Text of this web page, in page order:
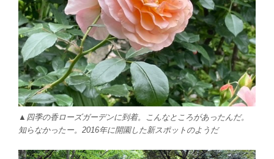
▲四季の香ローズガーデンに到着。こんなところがあったんだ。
知らなかったー。2016年に開園した新スポットのようだ